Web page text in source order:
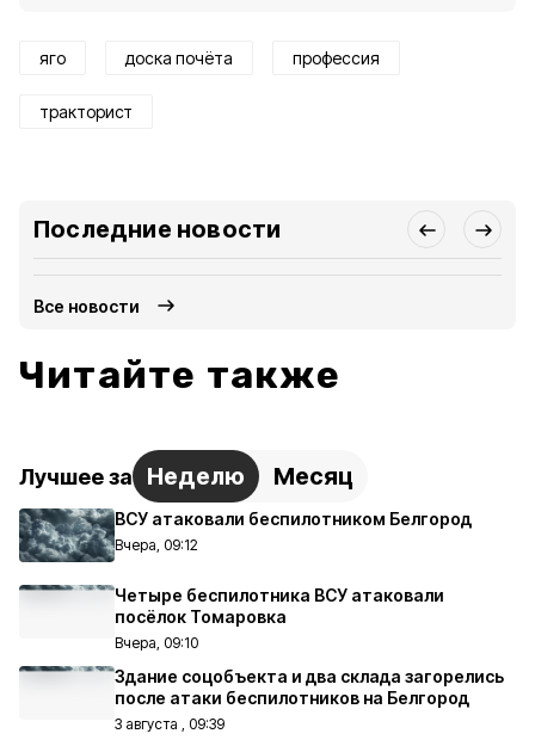
яго доска почёта профессия
тракторист
Последние новости
Все новости
Читайте также
Лучшее за Неделю Месяц
ВСУ атаковали беспилотником Белгород
Вчера, 09:12
Четыре беспилотника ВСУ атаковали
посёлок Томаровка
Вчера, 09:10
Здание соцобъекта и два склада загорелись
после атаки беспилотников на Белгород
3 августа , 09:39